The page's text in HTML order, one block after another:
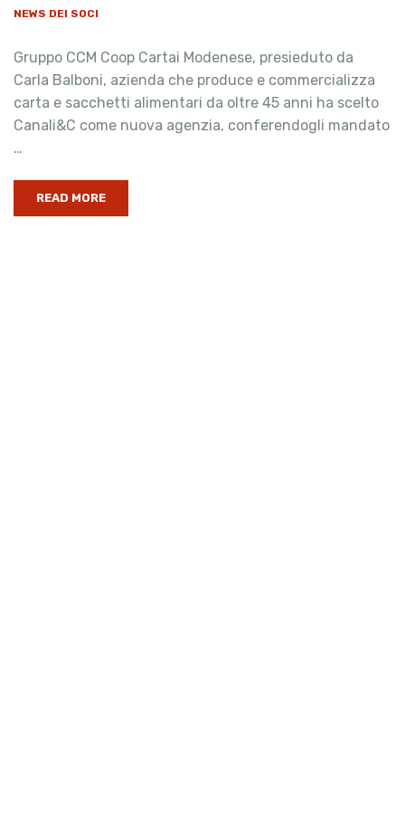
NEWS DEI SOCI
Gruppo CCM Coop Cartai Modenese, presieduto da
Carla Balboni, azienda che produce e commercializza
carta e sacchetti alimentari da oltre 45 anni ha scelto
Canali&C come nuova agenzia, conferendogli mandato
…
READ MORE